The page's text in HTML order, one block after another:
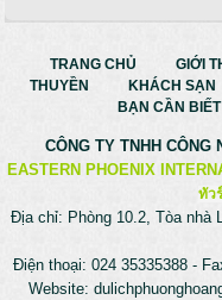
TRANG CHỦ GIỚI
THUYỀN
KHÁCH SẠN
BẠN CẦN BIẾT
CÔNG TY TNHH CÔNG
EASTERN PHOENIX
ทัว
Địa chỉ: Phòng 10.2, Tòa nhà
Điện thoại: 024 35335388 -
Website: